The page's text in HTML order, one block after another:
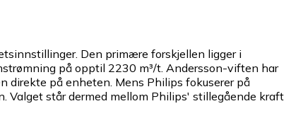
Den primære forskjellen ligger i
på opptil 2230 m³/t. Andersson-viften har
direkte på enheten. Mens Philips fokuserer på
Valget står dermed mellom Philips' stillegående kraft